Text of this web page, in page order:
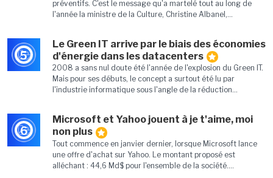
préventifs. C'est le message qu'a martelé tout au long de
l'année la ministre de la Culture, Christine Albanel,...
5
Le Green IT arrive par le biais des économies
d'énergie dans les datacenters
2008 a sans nul doute été l'année de l'explosion du Green IT.
Mais pour ses débuts, le concept a surtout été lu par
l'industrie informatique sous l'angle de la réduction...
6
Microsoft et Yahoo jouent à je t'aime, moi
non plus
Tout commence en janvier dernier, lorsque Microsoft lance
une offre d'achat sur Yahoo. Le montant proposé est
alléchant : 44,6 Md$ pour l'ensemble de la société....